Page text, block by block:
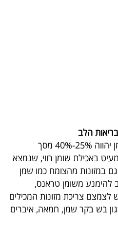
הלב
: ההמלצה היא כי השומן יהווה 25%-40% מסך
באכילת שומן רווי, שנמצא
במזונות מהצומח כמו שמן
להימנע משומן טראנס,
צריכת מזונות המכילים
בש בקר שמן, חמאה, איברים